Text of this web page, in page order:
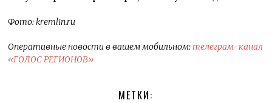
Фото: kremlin.ru
Оперативные новости в вашем мобильном:телеграм-канал
«ГОЛОС РЕГИОНОВ»
МЕТКИ: